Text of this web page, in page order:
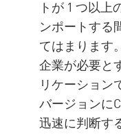
トが 1 つ以上
ンポートする
てはまります
企業が必要と
リケーション
バージョンに
迅速に判断す